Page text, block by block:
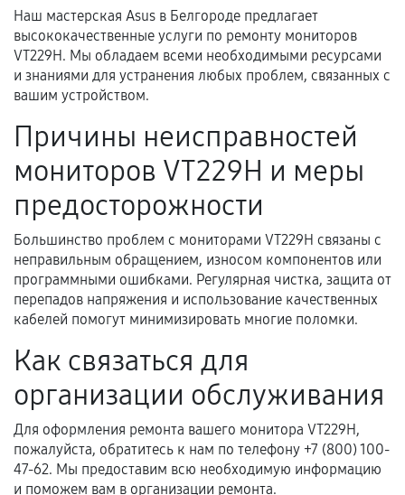
Документы для подтверждения
гарантии
Акт выполненных работ с датой, перечнем
услуг и сроком гарантии.
и кассовый чек.
Расширенная гарантия
В некоторых случаях возможно оформление
условия продления согласовываются отдельно и
фиксируются в документах.
Когда гарантия не действует
Наш мастерская Asus в Белгороде предлагает
высококачественные услуги по ремонту мониторов
VT229H. Мы обладаем всеми необходимыми ресурсами
и знаниями для устранения любых проблем, связанных с
вашим устройством.
Причины неисправностей
мониторов VT229H и меры
предосторожности
Большинство проблем с мониторами VT229H связаны с
неправильным обращением, износом компонентов или
программными ошибками. Регулярная чистка, защита от
перепадов напряжения и использование качественных
кабелей помогут минимизировать многие поломки.
Как связаться для
организации обслуживания
Для оформления ремонта вашего монитора VT229H,
пожалуйста, обратитесь к нам по телефону +7 (800) 100-
47-62. Мы предоставим всю необходимую информацию
и поможем вам в организации ремонта.